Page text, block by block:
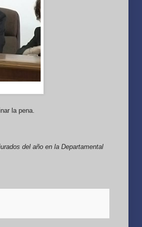
la pena.
del año en la Departamental